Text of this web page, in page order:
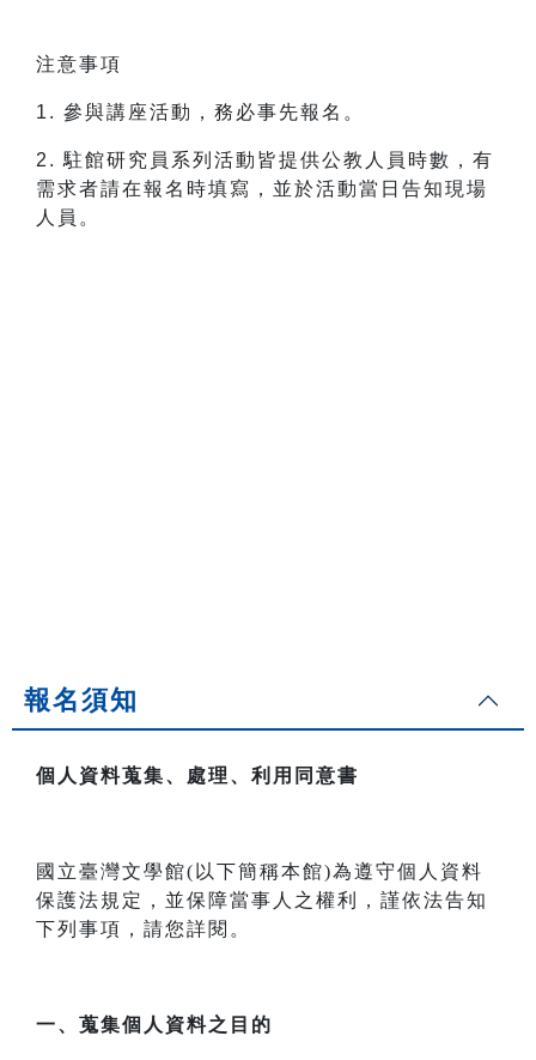
注意事項
1. 參與講座活動，務必事先報名。
2. 駐館研究員系列活動皆提供公教人員時數，有
需求者請在報名時填寫，並於活動當日告知現場
人員。
報名須知
個人資料蒐集、處理、利用同意書
國立臺灣文學館(以下簡稱本館)為遵守個人資料
保護法規定，並保障當事人之權利，謹依法告知
下列事項，請您詳閱。
一、 蒐集個人資料之目的